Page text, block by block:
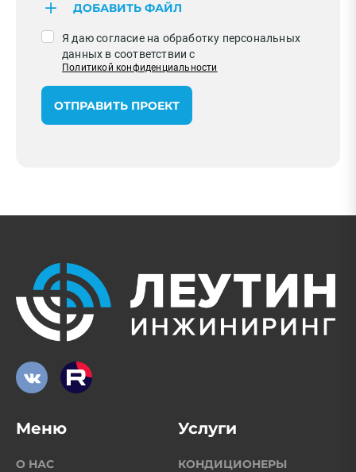
ДОБАВИТЬ ФАЙЛ
Я даю согласие на обработку персональных
данных в соответствии с
Политикой конфиденциальности
ОТПРАВИТЬ ПРОЕКТ
Меню
О НАС
Услуги
КОНДИЦИОНЕРЫ